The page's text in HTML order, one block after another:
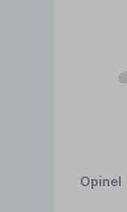
Opinel